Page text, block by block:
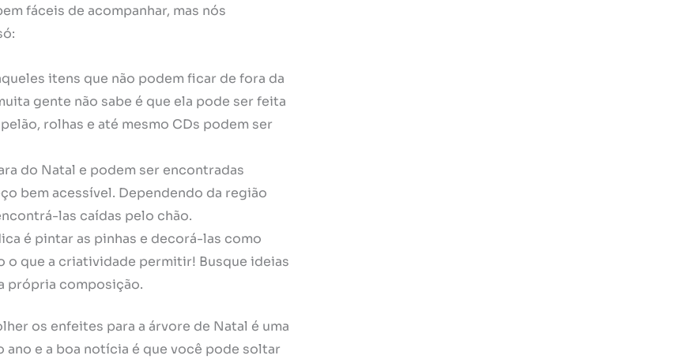
fáceis de acompanhar, mas nós
itens que não podem ficar de fora da
gente não sabe é que ela pode ser feita
rolhas e até mesmo CDs podem ser
do Natal e podem ser encontradas
bem acessível. Dependendo da região
las caídas pelo chão.
é pintar as pinhas e decorá-las como
que a criatividade permitir! Busque ideias
própria composição.
os enfeites para a árvore de Natal é uma
e a boa notícia é que você pode soltar